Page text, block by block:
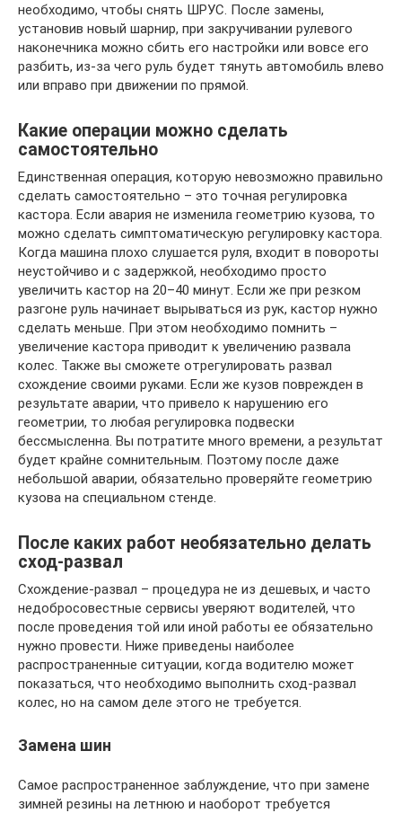
необходимо, чтобы снять ШРУС. После замены,
установив новый шарнир, при закручивании рулевого
наконечника можно сбить его настройки или вовсе его
разбить, из-за чего руль будет тянуть автомобиль влево
или вправо при движении по прямой.
Какие операции можно сделать
самостоятельно
Единственная операция, которую невозможно правильно
сделать самостоятельно – это точная регулировка
кастора. Если авария не изменила геометрию кузова, то
можно сделать симптоматическую регулировку кастора.
Когда машина плохо слушается руля, входит в повороты
неустойчиво и с задержкой, необходимо просто
увеличить кастор на 20–40 минут. Если же при резком
разгоне руль начинает вырываться из рук, кастор нужно
сделать меньше. При этом необходимо помнить –
увеличение кастора приводит к увеличению развала
колес. Также вы сможете отрегулировать развал
схождение своими руками. Если же кузов поврежден в
результате аварии, что привело к нарушению его
геометрии, то любая регулировка подвески
бессмысленна. Вы потратите много времени, а результат
будет крайне сомнительным. Поэтому после даже
небольшой аварии, обязательно проверяйте геометрию
кузова на специальном стенде.
После каких работ необязательно делать
сход-развал
Схождение-развал – процедура не из дешевых, и часто
недобросовестные сервисы уверяют водителей, что
после проведения той или иной работы ее обязательно
нужно провести. Ниже приведены наиболее
распространенные ситуации, когда водителю может
показаться, что необходимо выполнить сход-развал
колес, но на самом деле этого не требуется.
Замена шин
Самое распространенное заблуждение, что при замене
зимней резины на летнюю и наоборот требуется